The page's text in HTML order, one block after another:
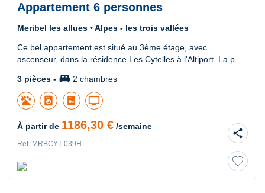
Appartement 6 personnes
Meribel les allues • Alpes - les trois vallées
Ce bel appartement est situé au 3ème étage, avec
ascenseur, dans la résidence Les Cytelles à l'Altiport. La p...
3 pièces - king_bed 2 chambres
local_laundry_service tv
À partir de 1186,30 € /semaine
Ref. MRBCYT-039H
share